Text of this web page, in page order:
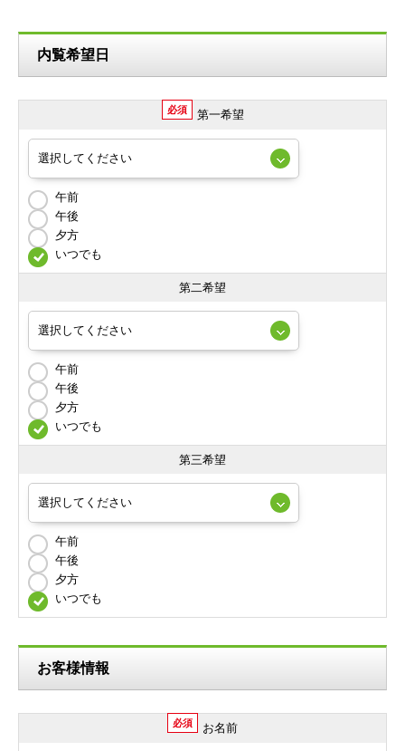
内覧希望日
必須 第一希望
午前
午後
夕方
いつでも
第二希望
午前
午後
夕方
いつでも
第三希望
午前
午後
夕方
いつでも
お客様情報
必須 お名前